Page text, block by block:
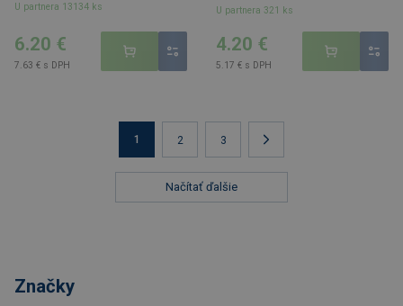
U partnera 13134 ks
6.20 €
7.63 € s DPH
U partnera 321 ks
4.20 €
5.17 € s DPH
Načítať ďalšie
1 2 3
Značky